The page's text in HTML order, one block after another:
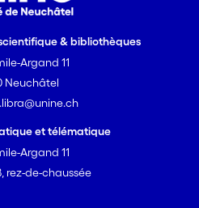
& bibliothèques
Argand 11
Neuchâtel
et télématique
Argand 11
rez-de-chaussée